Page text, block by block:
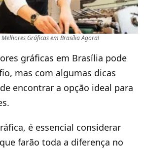
Melhores Gráficas em Brasília Agora!
gráficas em Brasília pode
mas com algumas dicas
encontrar a opção ideal para
é essencial considerar
farão toda a diferença no